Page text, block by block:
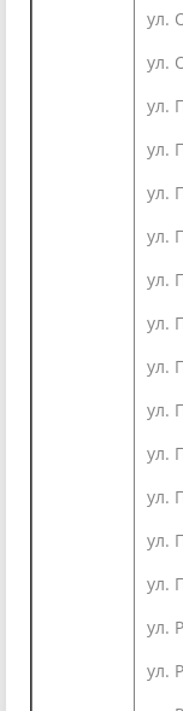
ул.
ул.
ул.
ул.
ул.
ул.
ул.
ул.
ул.
ул.
ул.
ул.
ул.
ул.
ул.
ул.